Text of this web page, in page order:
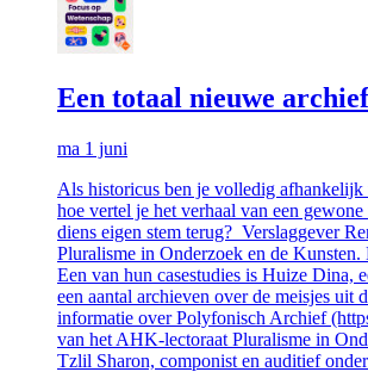
Een totaal nieuwe
ma 1 juni
Als historicus ben je volledig afhankelijk
hoe vertel je het verhaal van een
diens eigen stem terug? Verslaggever
Pluralisme in Onderzoek en de
Een van hun casestudies is Huize Dina,
een aantal archieven over de meisjes
informatie over Polyfonisch Archief
van het AHK-lectoraat Pluralisme in
Tzlil Sharon, componist en auditief